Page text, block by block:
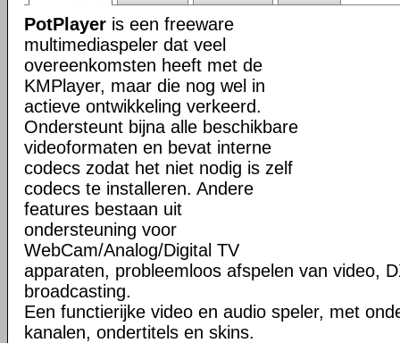
PotPlayer is een freeware
multimediaspeler dat veel
overeenkomsten heeft met de
KMPlayer, maar die nog wel in
actieve ontwikkeling verkeerd.
Ondersteunt bijna alle beschikbare
videoformaten en bevat interne
codecs zodat het niet nodig is zelf
codecs te installeren. Andere
features bestaan uit
ondersteuning voor
WebCam/Analog/Digital TV
apparaten, probleemloos afspelen van video,
broadcasting.
Een functierijke video en audio speler, met
kanalen, ondertitels en skins.